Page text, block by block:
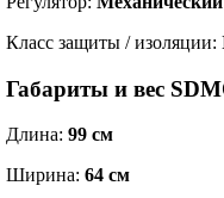
Класс защиты / изоляции:
Габариты и вес
Длина: 99 см
Ширина: 64 см